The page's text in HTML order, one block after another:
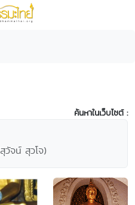
ค้นหาในเว็บไซต์ :
วัจน์ สุวโจ)